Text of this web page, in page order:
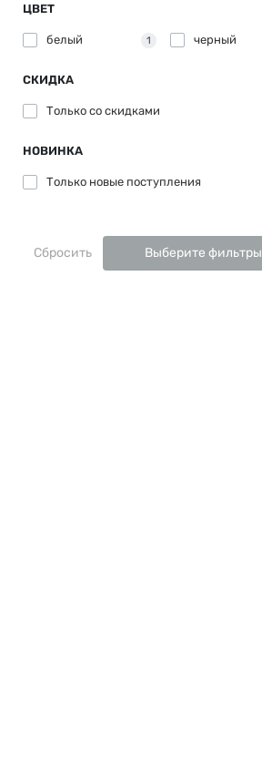
ЦВЕТ
белый 1 черный
СКИДКА
Только со cкидками
НОВИНКА
Только новые поступления
Сбросить Выберите фильтры